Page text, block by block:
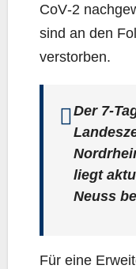
CoV‑2
sind an den
verstorben.
Der
liegt
Neuss
Für eine